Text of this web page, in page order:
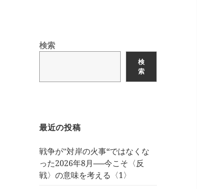
検索
検
索
最近の投稿
戦争が‟対岸の火事“ではなくな
った2026年8月──今こそ〈反
戦〉の意味を考える〈1〉